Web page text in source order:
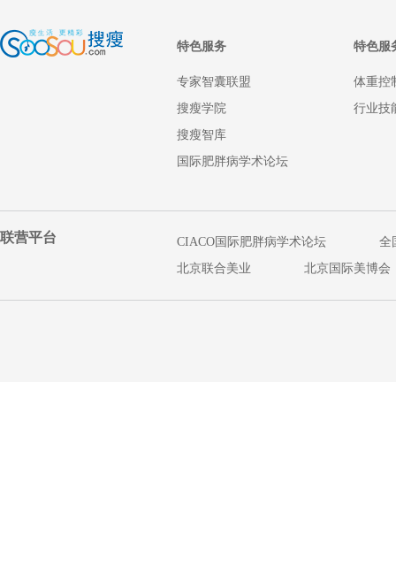
特色服务
专家智囊联盟
搜瘦学院
搜瘦智库
国际肥胖病学术论坛
特色服
体重控
行业技
联营平台 CIACO国际肥胖病学术论坛
全
北京联合美业
北京国际美博会